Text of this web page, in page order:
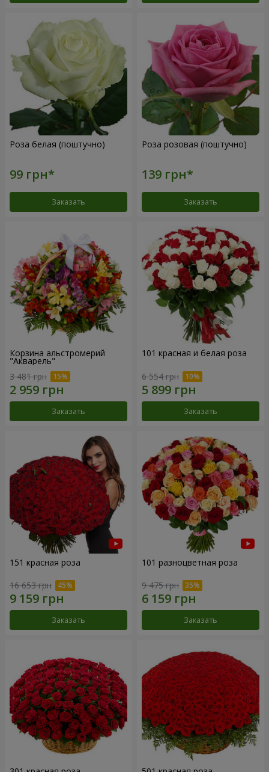
Роза белая (поштучно)
Заказать
Роза розовая (поштучно)
Заказать
Корзина альстромерий
"Акварель"
3 481 грн
Заказать
101 красная и белая роза
6 554 грн
Заказать
151 красная роза
16 653 грн
Заказать
101 разноцветная роза
9 475 грн
Заказать